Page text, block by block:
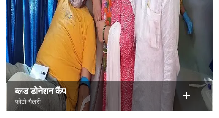
ब्लड डोनेशन कैंप
फोटो गैलरी